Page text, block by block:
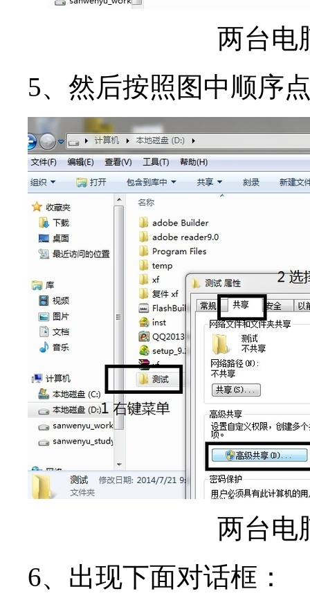
两台电
5、然后按照图中顺序
两台电
6、出现下面对话框：